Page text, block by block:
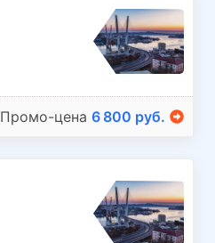
Промо-цена 6 800 руб.